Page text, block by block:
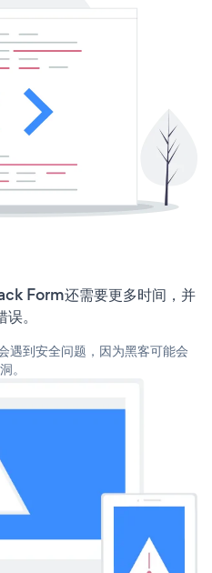
Form还需要更多时间，并
。
遇到安全问题，因为黑客可能会
。